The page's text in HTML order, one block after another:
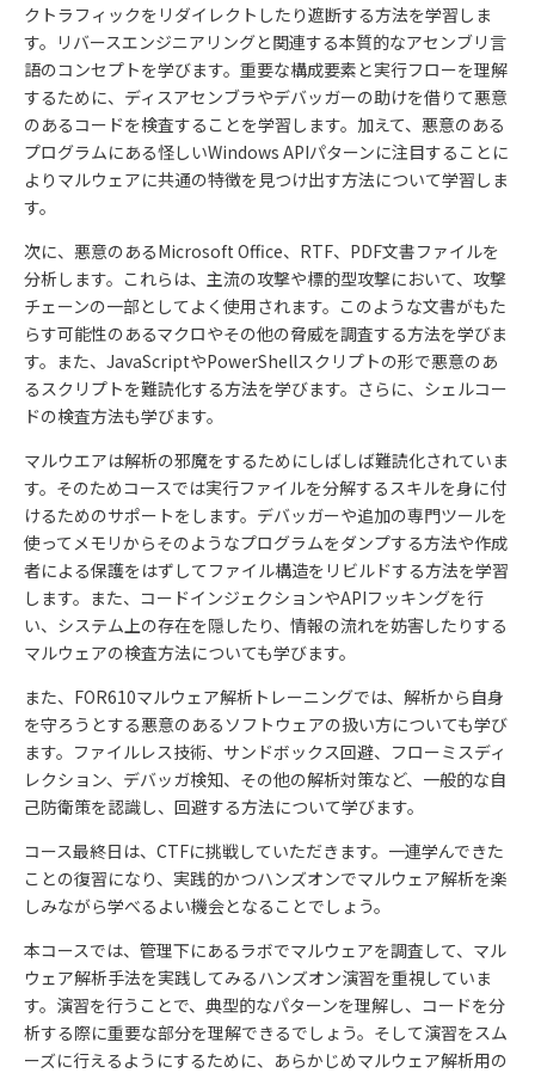
クトラフィックをリダイレクトしたり遮断する方法を学習しま
す。リバースエンジニアリングと関連する本質的なアセンブリ言
語のコンセプトを学びます。重要な構成要素と実行フローを理解
するために、ディスアセンブラやデバッガーの助けを借りて悪意
のあるコードを検査することを学習します。加えて、悪意のある
プログラムにある怪しいWindows APIパターンに注目することに
よりマルウェアに共通の特徴を見つけ出す方法について学習しま
す。
次に、悪意のあるMicrosoft Office、RTF、PDF文書ファイルを
分析します。これらは、主流の攻撃や標的型攻撃において、攻撃
チェーンの一部としてよく使用されます。このような文書がもた
らす可能性のあるマクロやその他の脅威を調査する方法を学びま
す。また、JavaScriptやPowerShellスクリプトの形で悪意のあ
るスクリプトを難読化する方法を学びます。さらに、シェルコー
ドの検査方法も学びます。
マルウエアは解析の邪魔をするためにしばしば難読化されていま
す。そのためコースでは実行ファイルを分解するスキルを身に付
けるためのサポートをします。デバッガーや追加の専門ツールを
使ってメモリからそのようなプログラムをダンプする方法や作成
者による保護をはずしてファイル構造をリビルドする方法を学習
します。また、コードインジェクションやAPIフッキングを行
い、システム上の存在を隠したり、情報の流れを妨害したりする
マルウェアの検査方法についても学びます。
また、 FOR610マルウェア解析トレーニングでは、解析から自身
を守ろうとする悪意のあるソフトウェアの扱い方についても学び
ます。ファイルレス技術、サンドボックス回避、フローミスディ
レクション、デバッガ検知、その他の解析対策など、一般的な自
己防衛策を認識し、回避する方法について学びます。
コース最終日は、CTFに挑戦していただきます。一連学んできた
ことの復習になり、実践的かつハンズオンでマルウェア解析を楽
しみながら学べるよい機会となることでしょう。
本コースでは、管理下にあるラボでマルウェアを調査して、マル
ウェア解析手法を実践してみるハンズオン演習を重視していま
す。演習を行うことで、典型的なパターンを理解し、コードを分
析する際に重要な部分を理解できるでしょう。そして演習をスム
ーズに行えるようにするために、あらかじめマルウェア解析用の